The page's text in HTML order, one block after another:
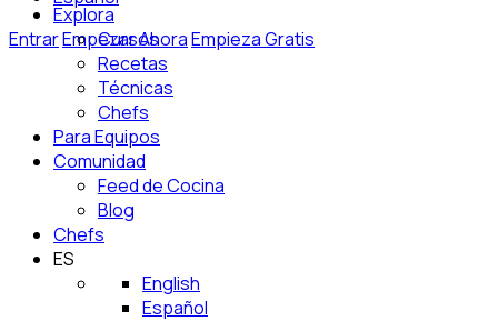
EntrarEmpezar AhoraEmpieza Gratis
Explora
Cursos
Recetas
Técnicas
Chefs
Para Equipos
Comunidad
Feed de Cocina
Blog
Chefs
ES
English
Español